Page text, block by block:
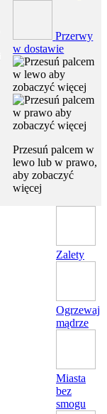
Przerwy
w dostawie
Przesuń palcem w
lewo lub w prawo,
aby zobaczyć
więcej
Zalety
Ogrzewaj
mądrze
Miasta
bez
smogu